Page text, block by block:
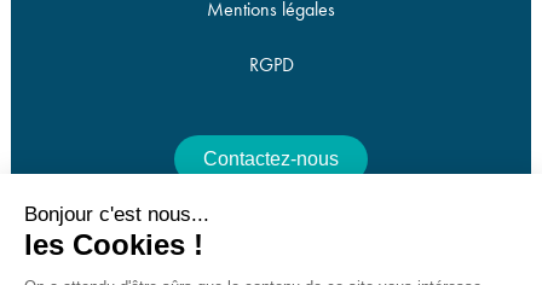
Nous utilisons des cookies pour optimiser notre site web et notre service.
Mentions légales
RGPD
Contactez-nous
Bonjour c'est nous...
les Cookies !